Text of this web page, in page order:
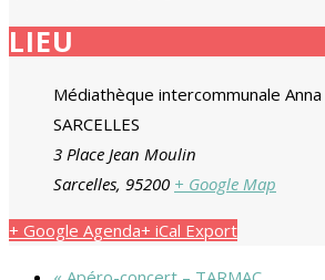
LIEU
Médiathèque intercommunale Anna
SARCELLES
3 Place Jean Moulin
Sarcelles, 95200 + Google Map
+ Google Agenda+ iCal Export